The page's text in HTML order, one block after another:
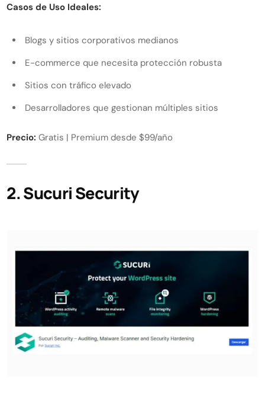
Casos de Uso Ideales:
Blogs y sitios corporativos medianos
E-commerce que necesita protección robusta
Sitios con tráfico elevado
Desarrolladores que gestionan múltiples sitios
Precio: Gratis | Premium desde $99/año
2. Sucuri Security